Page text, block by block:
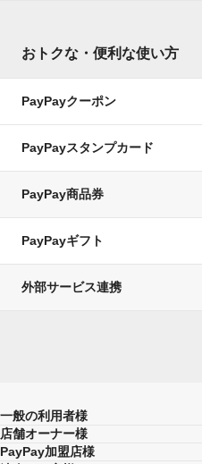
おトクな・便利な使い方
PayPayクーポン
PayPayスタンプカード
PayPay商品券
PayPayギフト
外部サービス連携
一般の利用者様
店舗オーナー様
PayPay加盟店様